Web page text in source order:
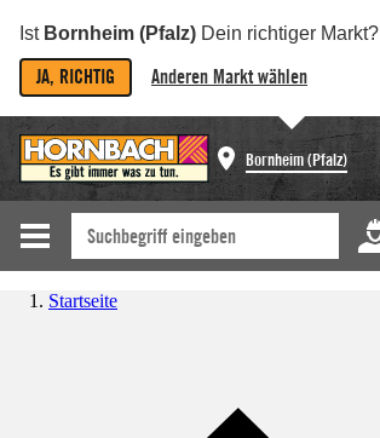
Ist Bornheim (Pfalz) Dein richtiger Markt?
JA, RICHTIG Anderen Markt wählen
Bornheim (Pfalz)
Startseite